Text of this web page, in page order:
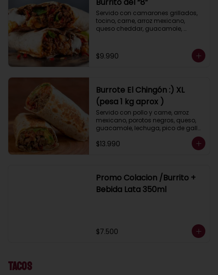
Servido con camarones grillados,
tocino, carne, arroz mexicano,
queso cheddar, guacamole,
ácida).
$9.990
Burrote El Chingón :) XL
(pesa 1 kg aprox )
Servido con pollo y carne, arroz
mexicano, porotos negros, queso,
guacamole, lechuga, pico de gallo,
pimiento y cebolla asados, salsa
ranch (crema ácida).
$13.990
Promo Colacion /Burrito +
Bebida Lata 350ml
$7.500
Tacos